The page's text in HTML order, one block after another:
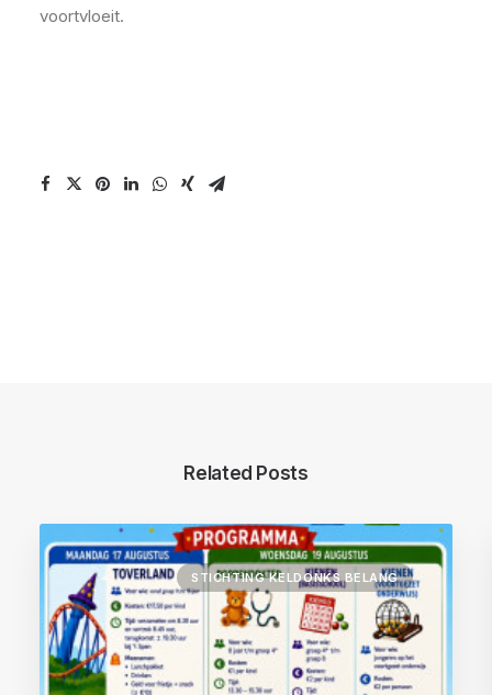
voortvloeit.
Related Posts
STICHTING KELDONKS BELANG